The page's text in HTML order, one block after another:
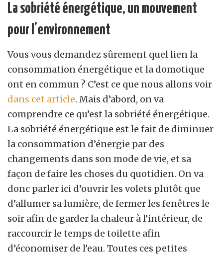
La sobriété énergétique, un mouvement
pour l’environnement
Vous vous demandez sûrement quel lien la
consommation énergétique et la domotique
ont en commun ? C’est ce que nous allons voir
dans cet article. Mais d’abord, on va
comprendre ce qu’est la sobriété énergétique.
La sobriété énergétique est le fait de diminuer
la consommation d’énergie par des
changements dans son mode de vie, et sa
façon de faire les choses du quotidien. On va
donc parler ici d’ouvrir les volets plutôt que
d’allumer sa lumière, de fermer les fenêtres le
soir afin de garder la chaleur à l’intérieur, de
raccourcir le temps de toilette afin
d’économiser de l’eau. Toutes ces petites